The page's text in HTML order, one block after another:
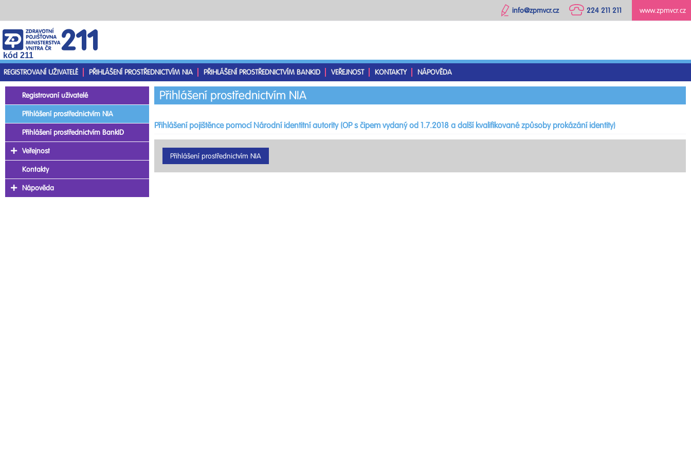
www.zpmvcr.cz
224 211 211
info@zpmvcr.cz
kód 211
REGISTROVANÍ UŽIVATELÉ
PŘIHLÁŠENÍ PROSTŘEDNICTVÍM NIA PŘIHLÁŠENÍ PROSTŘEDNICTVÍM BANKID VEŘEJNOST KONTAKTY NÁPOVĚDA
Přihlášení prostřednictvím NIA
Přihlášení pojištěnce pomocí Národní identitní autority (OP s čipem vydaný od 1.7.2018 a další kvalifikované způsoby prokázání identity)
Registrovaní uživatelé
Přihlášení prostřednictvím NIA
Přihlášení prostřednictvím BankID
Veřejnost
Kontakty
Nápověda